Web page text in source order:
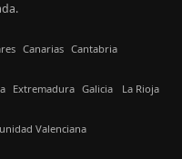
Canarias Cantabria
Extremadura Galicia La Rioja
Valenciana